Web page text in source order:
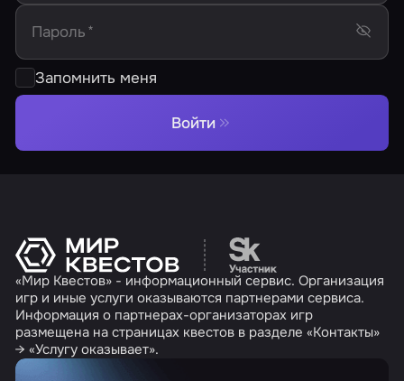
Пароль*
Запомнить меня
Войти
Перейти на сайт
«Мир Квестов» - информационный сервис. Организация
игр и иные услуги оказываются партнерами сервиса.
Информация о партнерах-организаторах игр
размещена на страницах квестов в разделе «Контакты»
→ «Услугу оказывает».